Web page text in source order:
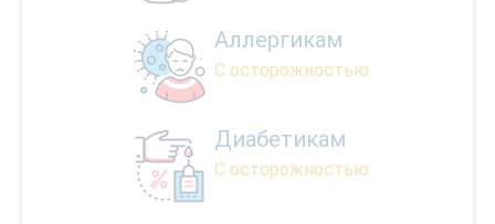
Аллергикам
С осторожностью
Диабетикам
С осторожностью